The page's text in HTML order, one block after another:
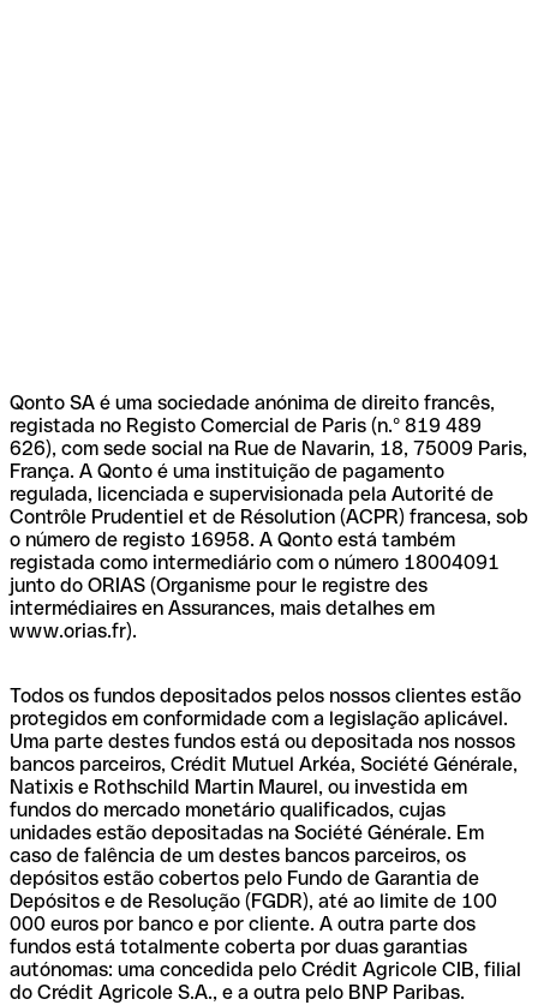
Qonto SA é uma sociedade anónima de direito francês,
registada no Registo Comercial de Paris (n.º 819 489
626), com sede social na Rue de Navarin, 18, 75009 Paris,
França. A Qonto é uma instituição de pagamento
regulada, licenciada e supervisionada pela Autorité de
Contrôle Prudentiel et de Résolution (ACPR) francesa, sob
o número de registo 16958. A Qonto está também
registada como intermediário com o número 18004091
junto do ORIAS (Organisme pour le registre des
intermédiaires en Assurances, mais detalhes em
www.orias.fr).
Todos os fundos depositados pelos nossos clientes estão
protegidos em conformidade com a legislação aplicável.
Uma parte destes fundos está ou depositada nos nossos
bancos parceiros, Crédit Mutuel Arkéa, Société Générale,
Natixis e Rothschild Martin Maurel, ou investida em
fundos do mercado monetário qualificados, cujas
unidades estão depositadas na Société Générale. Em
caso de falência de um destes bancos parceiros, os
depósitos estão cobertos pelo Fundo de Garantia de
Depósitos e de Resolução (FGDR), até ao limite de 100
000 euros por banco e por cliente. A outra parte dos
fundos está totalmente coberta por duas garantias
autónomas: uma concedida pelo Crédit Agricole CIB, filial
do Crédit Agricole S.A., e a outra pelo BNP Paribas.